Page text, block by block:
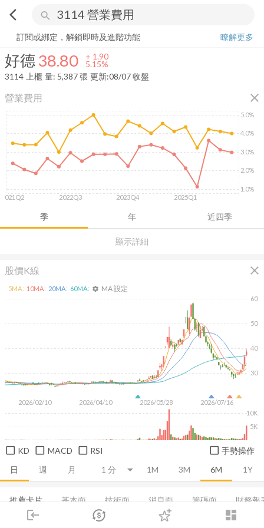
arrow_back_ios search
login dashboard
市場 登入
好德 38.80+ 5.15%
訂閱或綁定，解鎖即時及進階功能
瞭解更多
好德38.80 + 1.90
5.15%
3114 上櫃 量: 5,387張 更新:08/07 收盤
營業費用 close
顯示詳細
季 年 近四季
2021Q2 2022Q3 2023Q4 2025Q1
1.0%
2.0%
3.0%
4.0%
5.0%
股價K線 close
日 週 月 1M 3M 6M 1Y
2026/02/10 2026/04/10 2026/05/28 2026/07/16
30
40
50
60
5K
10K
5MA: 10MA: 20MA: 60MA: settings MA 設定
KD MACD RSI 手勢操作
推薦卡片 基本面 技術面 消息面 籌碼面 財務報
營收